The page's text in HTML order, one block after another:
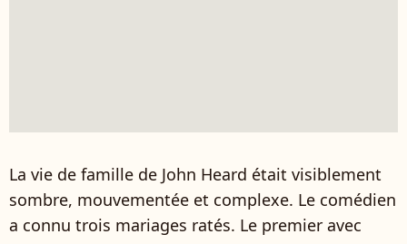
La vie de famille de John Heard était visiblement
sombre, mouvementée et complexe. Le comédien
a connu trois mariages ratés. Le premier avec